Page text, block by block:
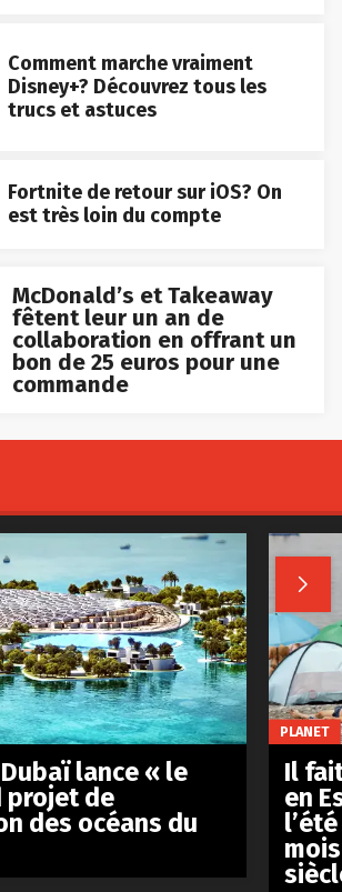
Comment marche vraiment
Disney+? Découvrez tous les
trucs et astuces
Fortnite de retour sur iOS? On
est très loin du compte
McDonald’s et Takeaway
fêtent leur un an de
collaboration en offrant un
bon de 25 euros pour une
commande

lance « le
projet de
des océans du
PLANET
Il
en